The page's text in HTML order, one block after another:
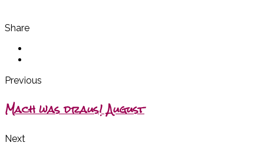
Share
Previous
Mach was draus! August
Next